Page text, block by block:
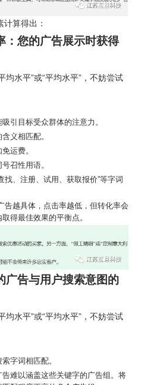
算得出：
：您的广告展示时获得
水平”或“平均水平”， 不妨尝试
引目标受众群体的注意力。
义相匹配。
运费。
召性用语。
找、注册、试用、获取报价”等字词
告越具体，点击率越低，但转化率会
得最佳效果的平衡点。
广告与用户搜索意图的
水平”或“平均水平”， 不妨尝试
字词相匹配。
难以涵盖这些关键字的广告组。将